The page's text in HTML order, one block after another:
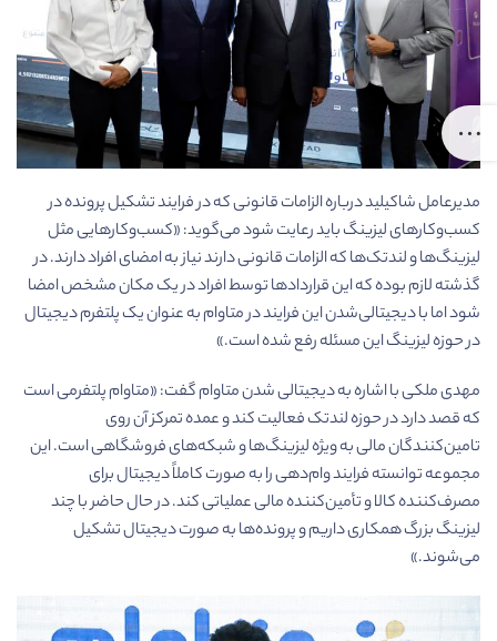
مدیرعامل شاکیلید درباره الزامات قانونی که در فرایند تشکیل پرونده در
کسب‌و‌کارهای لیزینگ باید رعایت شود‌ می‌گوید: «کسب‌و‌کارهایی مثل
لیزینگ‌ها و لندتک‌ها که الزامات قانونی دارند نیاز به امضای افراد دارند. در
گذشته لازم بوده که این قراردادها توسط افراد در یک مکان مشخص امضا
شود اما با دیجیتالی‌شدن این فرایند در متاوام به عنوان یک پلتفرم دیجیتال
در حوزه لیزینگ این مسئله رفع شده است.»
مهدی ملکی با اشاره به دیجیتالی شدن متاوام گفت: «متاوام پلتفرمی است
که قصد دارد در حوزه لندتک فعالیت کند و عمده تمرکز آن روی
تامین‌کنندگان مالی به ویژه لیزینگ‌ها و شبکه‌های فروشگاهی است. این
مجموعه توانسته فرایند وام‌دهی را به صورت کاملاً دیجیتال برای
مصرف‌کننده کالا و تأمین‌کننده مالی عملیاتی کند. در حال حاضر با چند
لیزینگ بزرگ همکاری داریم و پرونده‌ها به صورت دیجیتال تشکیل
می‌شوند.»